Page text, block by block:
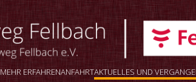
MEHR ERFAHRENANFAHRTAKTUELLES UND